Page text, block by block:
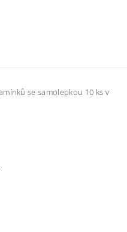
se samolepkou 10 ks v